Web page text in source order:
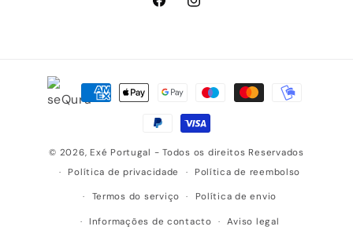
FacebookInstagram
Métodos
© 2026, Exé Portugal - Todos os direitos Reservados
Política de privacidade
Política de reembolso
Termos do serviço Política de envio
Informações de contacto Aviso legal